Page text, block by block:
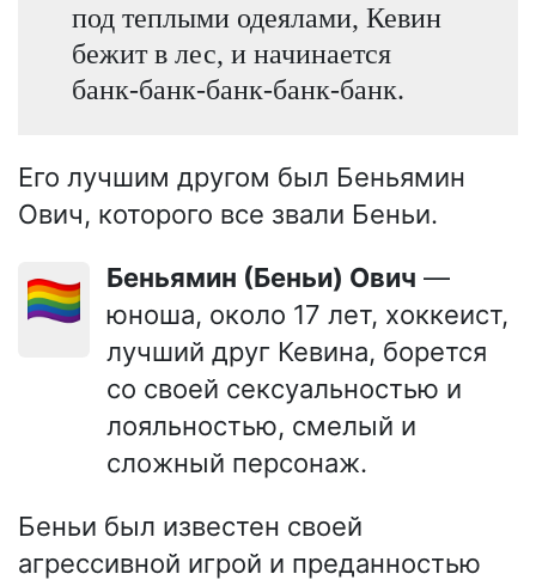
под теплыми одеялами, Кевин
бежит в лес, и начинается
банк-банк-банк-банк-банк.
Его лучшим другом был Беньямин
Ович, которого все звали Беньи.
🏳️‍🌈 Беньямин (Беньи) Ович —
юноша, около 17 лет, хоккеист,
лучший друг Кевина, борется
со своей сексуальностью и
лояльностью, смелый и
сложный персонаж.
Беньи был известен своей
агрессивной игрой и преданностью